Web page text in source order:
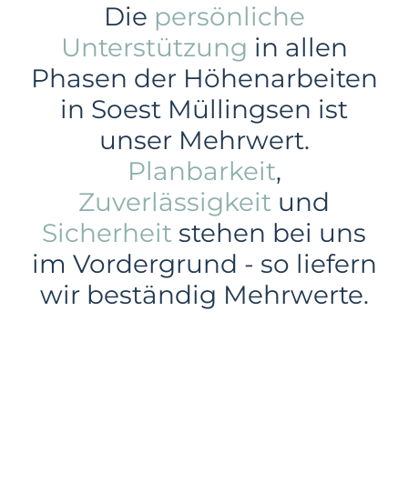
Die persönliche
Unterstützung in allen
Phasen der Höhenarbeiten
in Soest Müllingsen ist
unser Mehrwert.
Planbarkeit,
Zuverlässigkeit und
Sicherheit stehen bei uns
im Vordergrund - so liefern
wir beständig Mehrwerte.